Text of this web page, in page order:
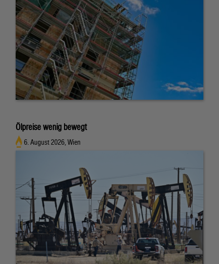
Ölpreise wenig bewegt
6. August 2026, Wien